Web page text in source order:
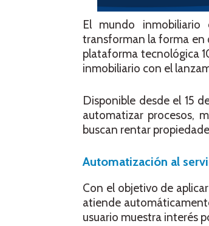
El mundo inmobiliario
transforman la forma en
plataforma tecnológica
inmobiliario con el
Disponible desde el 15
automatizar procesos,
buscan rentar
Automatización al
Con el objetivo de
atiende
usuario muestra interés